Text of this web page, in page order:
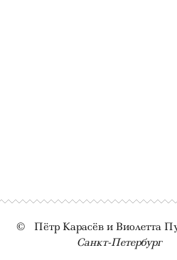
© Пётр Карасёв и Виолетта
Санкт-Петербург